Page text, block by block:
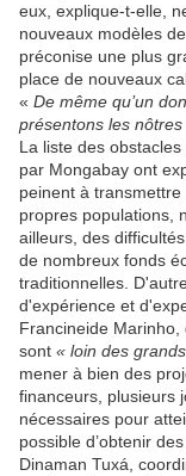
eux, explique-t-elle,
nouveaux modèles
préconise une plus
place de nouveaux
« De même qu’un
présentons les nôtres
La liste des
par Mongabay ont
peinent à
propres populations,
ailleurs, des
de nombreux fonds
traditionnelles.
d'expérience et
Francineide
sont « loin des
mener à bien des
financeurs, plusieurs
nécessaires pour
possible d’obtenir
Dinaman Tuxá,